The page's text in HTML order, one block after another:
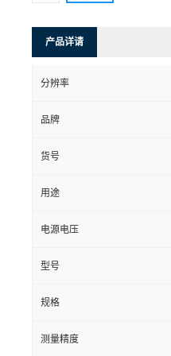
产品详请
分辨率
品牌
货号
用途
电源电压
型号
规格
测量精度